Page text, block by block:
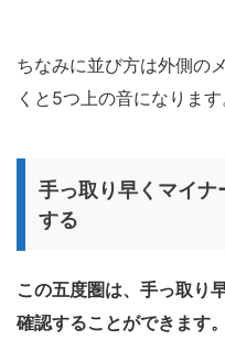
ちなみに並び方は外側の
くと5つ上の音になります
手っ取り早くマイ
する
この五度圏は、手っ取り
確認することができます。